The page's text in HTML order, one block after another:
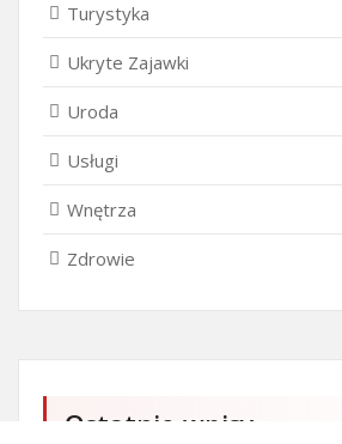
Turystyka
Ukryte Zajawki
Uroda
Usługi
Wnętrza
Zdrowie
Ostatnie wpisy